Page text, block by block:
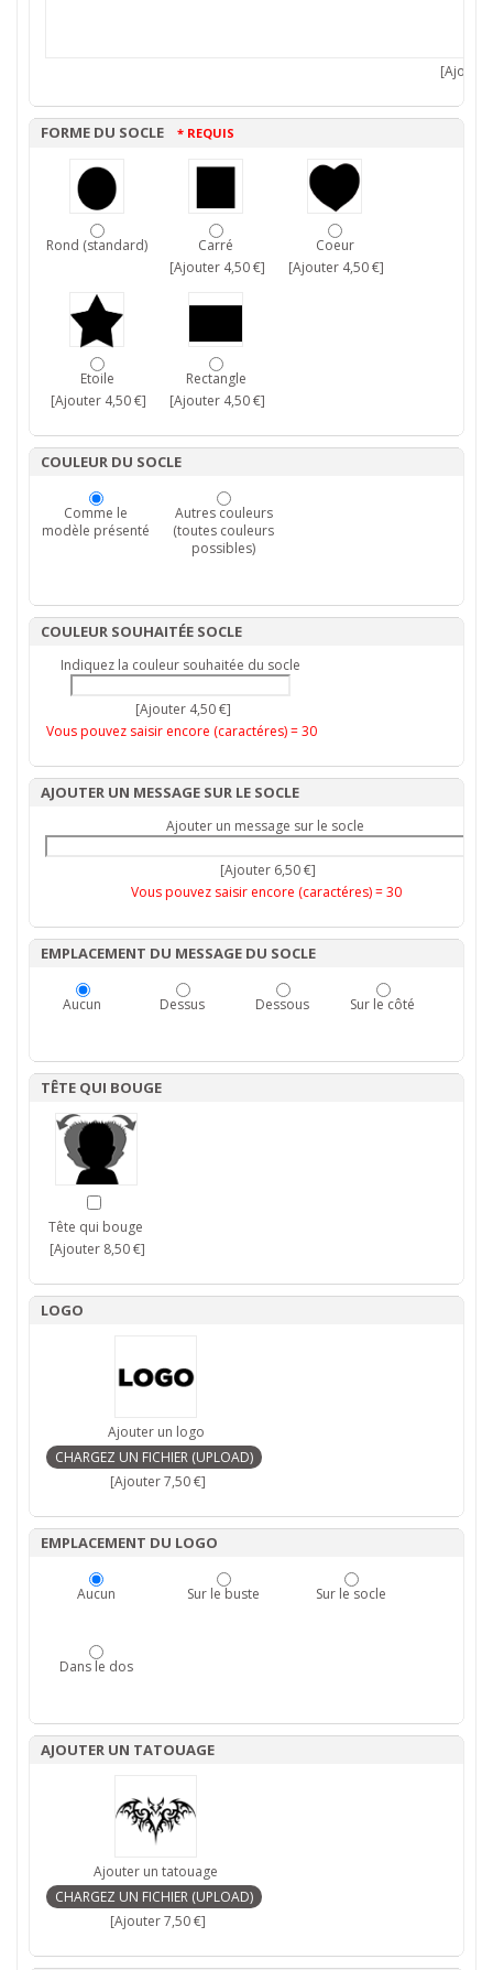
FORME DU SOCLE * REQUIS
Rond (standard)
Carré
[Ajouter 4,50 €]
Coeur
[Ajouter 4,50 €]
Etoile
[Ajouter 4,50 €]
Rectangle
[Ajouter 4,50 €]
COULEUR DU SOCLE
Comme le
modèle présenté
Autres couleurs
(toutes couleurs
possibles)
COULEUR SOUHAITÉE SOCLE
Indiquez la couleur souhaitée du socle
[Ajouter 4,50 €]
Vous pouvez saisir encore (caractéres) =30
AJOUTER UN MESSAGE SUR LE SOCLE
Ajouter un message sur le socle
[Ajouter 6,50 €]
Vous pouvez saisir encore (caractéres) =30
EMPLACEMENT DU MESSAGE DU SOCLE
Aucun Dessus Dessous Sur le côté
TÊTE QUI BOUGE
Tête qui bouge
[Ajouter 8,50 €]
LOGO
Ajouter un logo
[Ajouter 7,50 €]
EMPLACEMENT DU LOGO
Aucun Sur le buste Sur le socle
Dans le dos
AJOUTER UN TATOUAGE
Ajouter un tatouage
[Ajouter 7,50 €]